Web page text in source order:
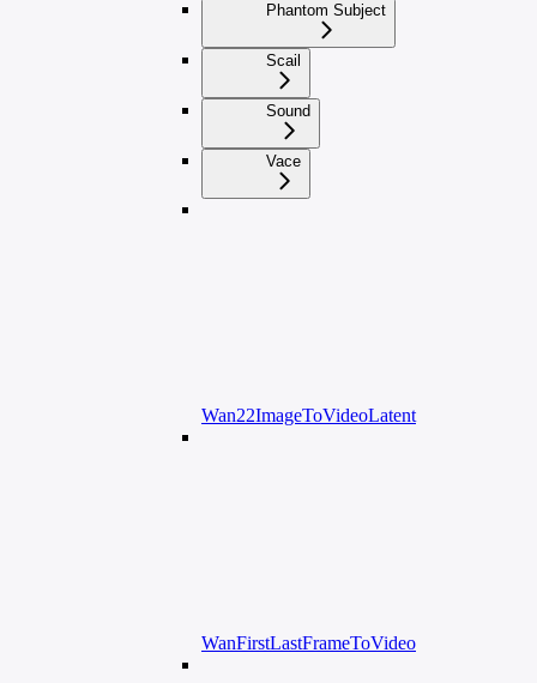
Phantom Subject
Scail
Sound
Vace
Wan22ImageToVideoLatent
WanFirstLastFrameToVideo